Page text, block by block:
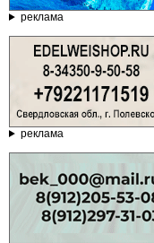
реклама
реклама